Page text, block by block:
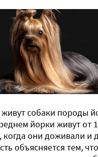
собаки породы
йорки живут от
когда они доживали и
объясняется тем,